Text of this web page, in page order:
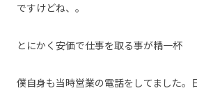
ですけどね、。
とにかく安価で仕事を取る事が精一杯
僕自身も当時営業の電話をしてました。